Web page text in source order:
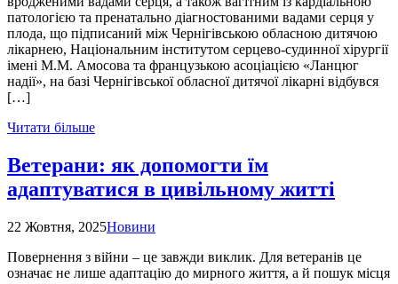
патологією та пренатально діагностованими вадами серця у
плода, що підписаний між Чернігівською обласною дитячою
лікарнею, Національним інститутом серцево-судинної хірургії
імені М.М. Амосова та французькою асоціацією «Ланцюг
надії», на базі Чернігівської обласної дитячої лікарні відбувся
[…]
Читати більше
Ветерани: як допомогти їм
адаптуватися в цивільному житті
22 Жовтня, 2025Новини
Повернення з війни – це завжди виклик. Для ветеранів це
означає не лише адаптацію до мирного життя, а й пошук місця